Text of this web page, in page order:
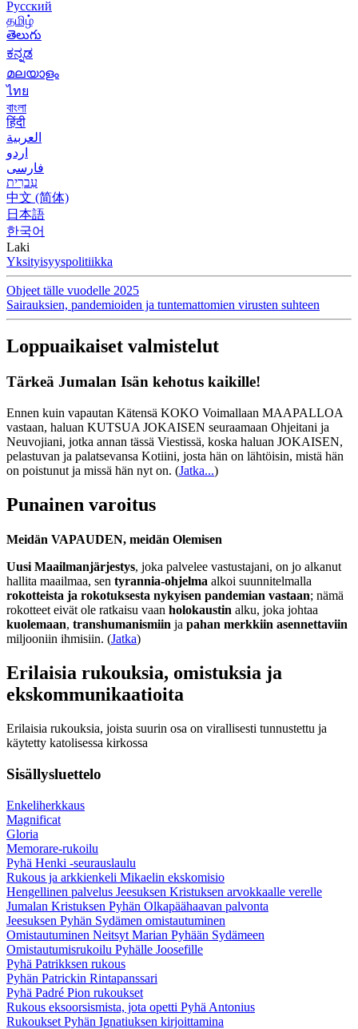
Русский
தமிழ்
తెలుగు
ಕನ್ನಡ
മലയാളം
ไทย
বাংলা
हिंदी
العربية
اردو
فارسی
עִברִית
中文 (简体)
日本語
한국어
Laki
Yksityisyyspolitiikka
Ohjeet tälle vuodelle 2025
Sairauksien, pandemioiden ja tuntemattomien virusten suhteen
Loppuaikaiset valmistelut
Tärkeä Jumalan Isän kehotus kaikille!
Ennen kuin vapautan Kätensä KOKO Voimallaan MAAPALLOA
vastaan, haluan KUTSUA JOKAISEN seuraamaan Ohjeitani ja
Neuvojiani, jotka annan tässä Viestissä, koska haluan JOKAISEN,
pelastuvan ja palatsevansa Kotiini, josta hän on lähtöisin, mistä hän
on poistunut ja missä hän nyt on. (Jatka...)
Punainen varoitus
Meidän VAPAUDEN, meidän Olemisen
Uusi Maailmanjärjestys, joka palvelee vastustajani, on jo alkanut
hallita maailmaa, sen tyrannia-ohjelma alkoi suunnitelmalla
rokotteista ja rokotuksesta nykyisen pandemian vastaan; nämä
rokotteet eivät ole ratkaisu vaan holokaustin alku, joka johtaa
kuolemaan, transhumanismiin ja pahan merkkiin asennettaviin
miljooniin ihmisiin. (Jatka)
Erilaisia rukouksia, omistuksia ja
ekskommunikaatioita
Erilaisia rukouksia, joista suurin osa on virallisesti tunnustettu ja
käytetty katolisessa kirkossa
Sisällysluettelo
Enkeliherkkaus
Magnificat
Gloria
Memorare-rukoilu
Pyhä Henki -seurauslaulu
Rukous ja arkkienkeli Mikaelin ekskomisio
Hengellinen palvelus Jeesuksen Kristuksen arvokkaalle verelle
Jumalan Kristuksen Pyhän Olkapäähaavan palvonta
Jeesuksen Pyhän Sydämen omistautuminen
Omistautuminen Neitsyt Marian Pyhään Sydämeen
Omistautumisrukoilu Pyhälle Joosefille
Pyhä Patrikksen rukous
Pyhän Patrickin Rintapanssari
Pyhä Padré Pion rukoukset
Rukous eksoorsismista, jota opetti Pyhä Antonius
Rukoukset Pyhän Ignatiuksen kirjoittamina